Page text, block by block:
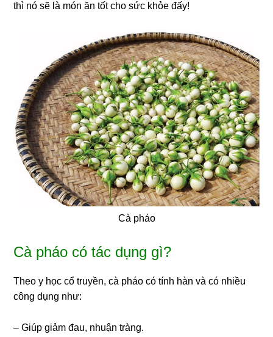
thì nó sẽ là món ăn tốt cho sức khỏe đấy!
Cà pháo
Cà pháo có tác dụng gì?
Theo y học cổ truyền, cà pháo có tính hàn và có nhiều
công dụng như:
– Giúp giảm đau, nhuận tràng.